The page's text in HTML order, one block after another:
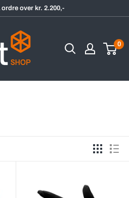
ordre over kr. 2.200,-
0